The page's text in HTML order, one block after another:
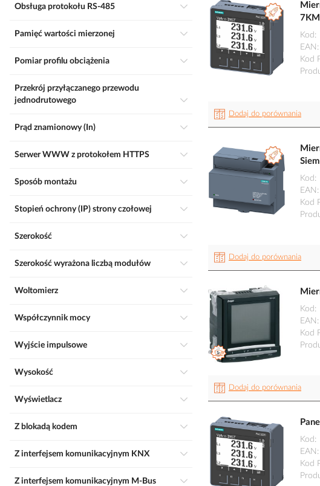
Kod
EAN
Kod
Dodaj do porównania
Kod
EAN
Kod
Dodaj do porównania
Kod
EAN
Kod
Dodaj do porównania
Kod
EAN
Kod
Obsługa protokołu RS-485
Pamięć wartości mierzonej
Pomiar profilu obciążenia
Przekrój przyłączanego przewodu
jednodrutowego
Prąd znamionowy (In)
Serwer WWW z protokołem HTTPS
Sposób montażu
Stopień ochrony (IP) strony czołowej
Szerokość
Szerokość wyrażona liczbą modułów
Woltomierz
Współczynnik mocy
Wyjście impulsowe
Wysokość
Wyświetlacz
Z blokadą kodem
Z interfejsem komunikacyjnym KNX
Z interfejsem komunikacyjnym M-Bus